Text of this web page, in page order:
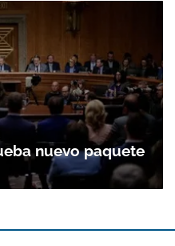
nuevo paquete